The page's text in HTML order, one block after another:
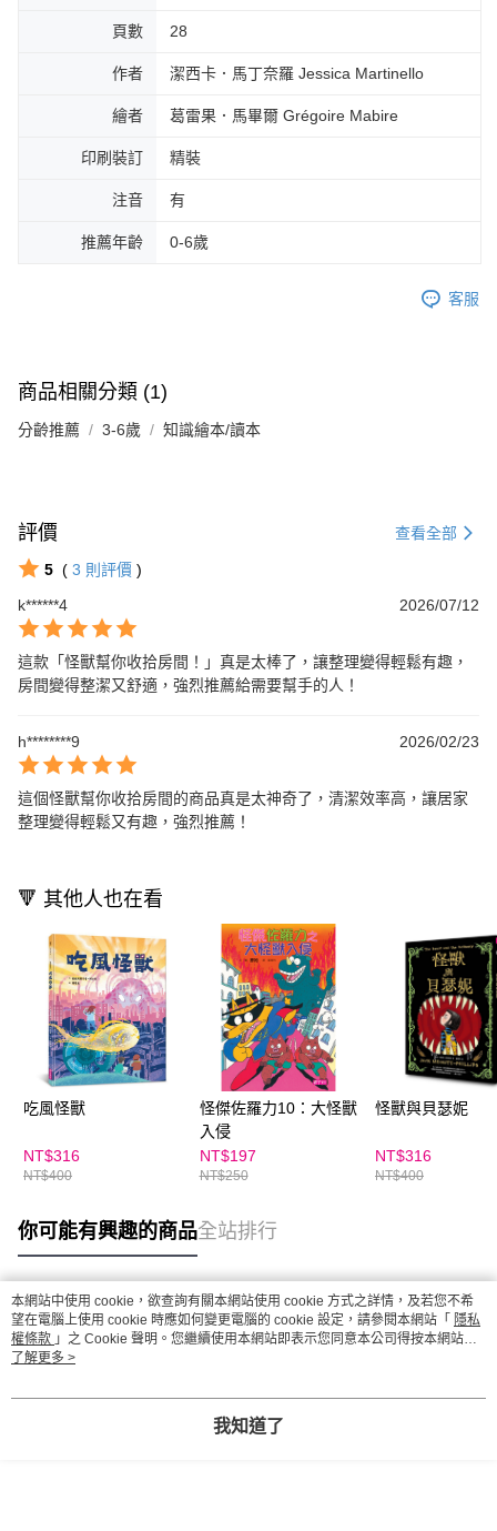
頁數 28
作者 潔西卡．馬丁奈羅 Jessica Martinello
繪者 葛雷果．馬畢爾 Grégoire Mabire
印刷裝訂 精裝
注音 有
推薦年齡 0-6歲
客服
商品相關分類 (1)
分齡推薦 3-6歲 知識繪本/讀本
評價 查看全部
5 ( 3 則評價 )
k******4
2026/07/12
這款「怪獸幫你收拾房間！」真是太棒了，讓整理變得輕鬆有趣，
房間變得整潔又舒適，強烈推薦給需要幫手的人！
h********9 2026/02/23
這個怪獸幫你收拾房間的商品真是太神奇了，清潔效率高，讓居家
整理變得輕鬆又有趣，強烈推薦！
🔻 其他人也在看
吃風怪獸
NT$316
NT$400
怪傑佐羅力10：大怪獸
入侵
NT$197
NT$250
怪獸與貝瑟妮
NT$316
NT$400
你可能有興趣的商品全站排行
熱門標籤
本網站中使用 cookie，欲查詢有關本網站使用 cookie 方式之詳情，及若您不希
望在電腦上使用 cookie 時應如何變更電腦的 cookie 設定，請參閱本網站「 隱私
權條款 」之 Cookie 聲明。您繼續使用本網站即表示您同意本公司得按本網站使
用條款之 Cookie 聲明使用 cookie。
了解更多 >
我知道了